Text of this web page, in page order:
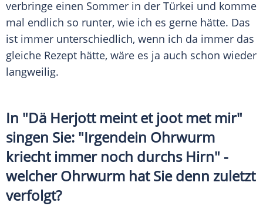
verbringe einen Sommer in der Türkei und komme
mal endlich so runter, wie ich es gerne hätte. Das
ist immer unterschiedlich, wenn ich da immer das
gleiche Rezept hätte, wäre es ja auch schon wieder
langweilig.
In "Dä Herjott meint et joot met mir"
singen Sie: "Irgendein Ohrwurm
kriecht immer noch durchs Hirn" -
welcher Ohrwurm hat Sie denn zuletzt
verfolgt?